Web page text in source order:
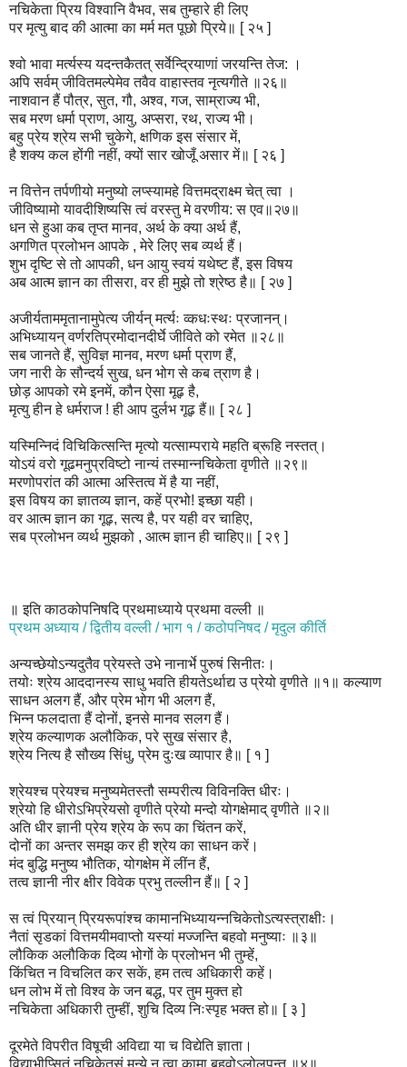
नचिकेता प्रिय विश्वानि वैभव, सब तुम्हारे ही लिए
पर मृत्यु बाद की आत्मा का मर्म मत पूछो प्रिये॥ [ २५ ]
श्वो भावा मर्त्यस्य यदन्तकैतत् सर्वेन्द्रियाणां जरयन्ति तेज: ।
अपि सर्वम् जीवितमल्पेमेव तवैव वाहास्तव नृत्यगीते ॥२६॥
नाशवान हैं पौत्र, सुत, गौ, अश्व, गज, साम्राज्य भी,
सब मरण धर्मा प्राण, आयु, अप्सरा, रथ, राज्य भी।
बहु प्रेय श्रेय सभी चुकेगे, क्षणिक इस संसार में,
है शक्य कल होंगी नहीं, क्यों सार खोजूँ असार में॥ [ २६ ]
न वित्तेन तर्पणीयो मनुष्यो लप्स्यामहे वित्तमद्राक्ष्म चेत् त्वा ।
जीविष्यामो यावदीशिष्यसि त्वं वरस्तु मे वरणीय: स एव॥२७॥
धन से हुआ कब तृप्त मानव, अर्थ के क्या अर्थ हैं,
अगणित प्रलोभन आपके , मेरे लिए सब व्यर्थ हैं।
शुभ दृष्टि से तो आपकी, धन आयु स्वयं यथेष्ट हैं, इस विषय
अब आत्म ज्ञान का तीसरा, वर ही मुझे तो श्रेष्ठ है॥ [ २७ ]
अजीर्यताममृतानामुपेत्य जीर्यन् मर्त्यः व्कधःस्थः प्रजानन्।
अभिध्यायन् वर्णरतिप्रमोदानदीर्घे जीविते को रमेत ॥२८॥
सब जानते हैं, सुविज्ञ मानव, मरण धर्मा प्राण हैं,
जग नारी के सौन्दर्य सुख, धन भोग से कब त्राण है।
छोड़ आपको रमे इनमें, कौन ऐसा मूढ़ है,
मृत्यु हीन हे धर्मराज ! ही आप दुर्लभ गूढ़ हैं॥ [ २८ ]
यस्मिन्निदं विचिकित्सन्ति मृत्यो यत्साम्पराये महति ब्रूहि नस्तत्।
योऽयं वरो गूढमनुप्रविष्टो नान्यं तस्मान्नचिकेता वृणीते ॥२९॥
मरणोपरांत की आत्मा अस्तित्व में है या नहीं,
इस विषय का ज्ञातव्य ज्ञान, कहें प्रभो! इच्छा यही।
वर आत्म ज्ञान का गूढ़, सत्य है, पर यही वर चाहिए,
सब प्रलोभन व्यर्थ मुझको , आत्म ज्ञान ही चाहिए॥ [ २९ ]
॥ इति काठकोपनिषदि प्रथमाध्याये प्रथमा वल्ली ॥
प्रथम अध्याय / द्वितीय वल्ली / भाग १ / कठोपनिषद / मृदुल कीर्ति
अन्यच्छेयोऽन्यदुतैव प्रेयस्ते उभे नानार्भे पुरुषं सिनीतः।
तयोः श्रेय आददानस्य साधु भवति हीयतेऽर्थाद्य उ प्रेयो वृणीते ॥१॥कल्याण
साधन अलग हैं, और प्रेम भोग भी अलग हैं,
भिन्न फलदाता हैं दोनों, इनसे मानव सलग हैं।
श्रेय कल्याणक अलौकिक, परे सुख संसार है,
श्रेय नित्य है सौख्य सिंधु, प्रेम दुःख व्यापार है॥ [ १ ]
श्रेयश्च प्रेयश्च मनुष्यमेतस्तौ सम्परीत्य विविनक्ति धीरः।
श्रेयो हि धीरोऽभिप्रेयसो वृणीते प्रेयो मन्दो योगक्षेमाद् वृणीते ॥२॥
अति धीर ज्ञानी प्रेय श्रेय के रूप का चिंतन करें,
दोनों का अन्तर समझ कर ही श्रेय का साधन करें।
मंद बुद्धि मनुष्य भौतिक, योगक्षेम में लींन हैं,
तत्व ज्ञानी नीर क्षीर विवेक प्रभु तल्लीन हैं॥ [ २ ]
स त्वं प्रियान् प्रियरूपांश्च कामानभिध्यायन्नचिकेतोऽत्यस्त्राक्षीः।
नैतां सृडकां वित्तमयीमवाप्तो यस्यां मज्जन्ति बहवो मनुष्याः ॥३॥
लौकिक अलौकिक दिव्य भोगों के प्रलोभन भी तुम्हें,
किंचित न विचलित कर सकें, हम तत्व अधिकारी कहें।
धन लोभ में तो विश्व के जन बद्ध, पर तुम मुक्त हो
नचिकेता अधिकारी तुम्हीं, शुचि दिव्य निःस्पृह भक्त हो॥ [ ३ ]
दूरमेते विपरीत विषूची अविद्या या च विद्येति ज्ञाता।
विद्याभीप्सितं नचिकेतसं मन्ये न त्वा कामा बहवोऽलोलुपन्त ॥४॥